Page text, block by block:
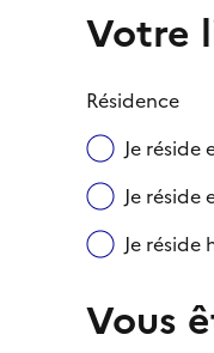
Votre
Résidence
Je
Je réside
Je
Vous